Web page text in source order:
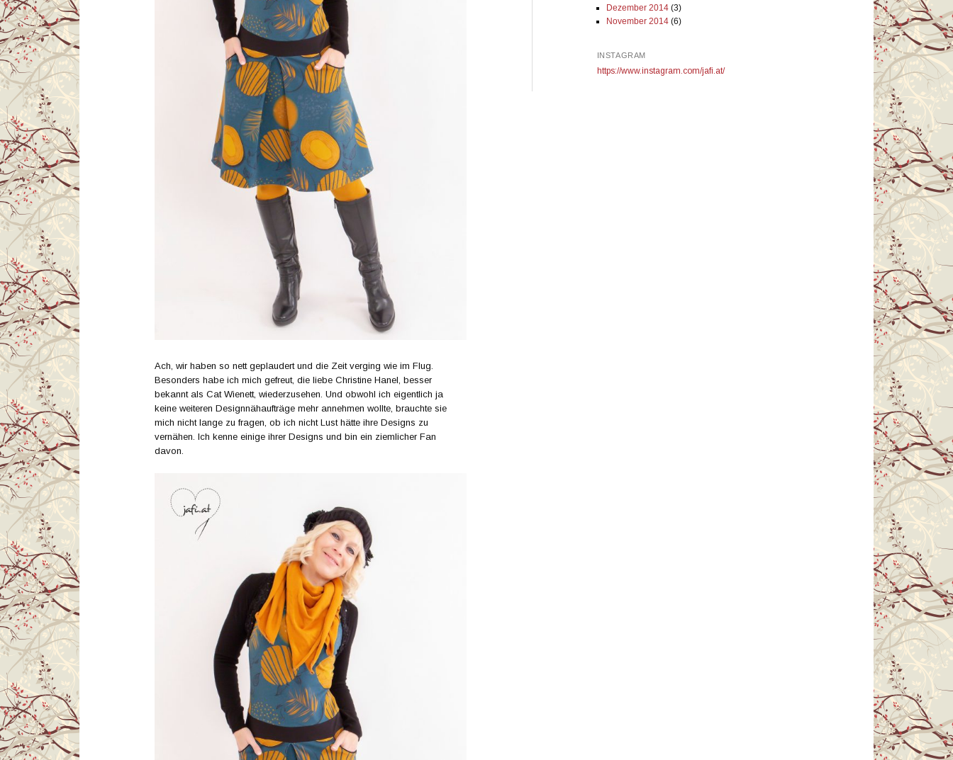
Ach, wir haben so nett geplaudert und die Zeit verging wie im Flug.
Besonders habe ich mich gefreut, die liebe Christine Hanel, besser
bekannt als Cat Wienett, wiederzusehen. Und obwohl ich eigentlich ja
keine weiteren Designnähaufträge mehr annehmen wollte, brauchte sie
mich nicht lange zu fragen, ob ich nicht Lust hätte ihre Designs zu
vernähen. Ich kenne einige ihrer Designs und bin ein ziemlicher Fan
davon.
Dezember 2014(3)
November 2014(6)
INSTAGRAM
https://www.instagram.com/jafi.at/